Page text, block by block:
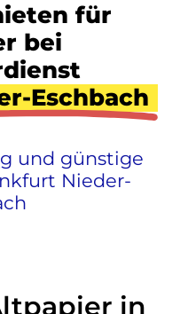
für
bei
Eschbach
und günstige
Nieder-
in